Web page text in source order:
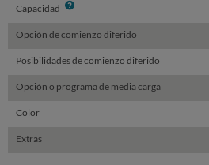
Capacidad Info
Opción de comienzo diferido
Posibilidades de comienzo diferido
Opción o programa de media carga
Color
Extras